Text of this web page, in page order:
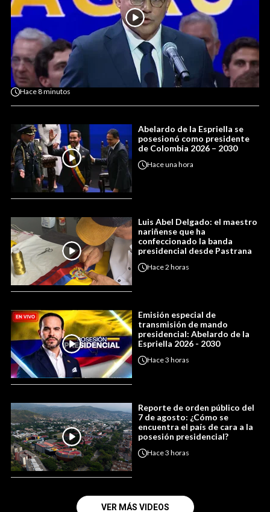
Hace8 minutos
Abelardo de la Espriella se
posesionó como presidente
de Colombia 2026 – 2030
Haceuna hora
Luis Abel Delgado: el maestro
nariñense que ha
confeccionado la banda
presidencial desde Pastrana
Hace2 horas
Emisión especial de
transmisión de mando
presidencial: Abelardo de la
Espriella 2026 - 2030
Hace3 horas
Reporte de orden público del
7 de agosto: ¿Cómo se
encuentra el país de cara a la
posesión presidencial?
Hace3 horas
VER MÁS VIDEOS